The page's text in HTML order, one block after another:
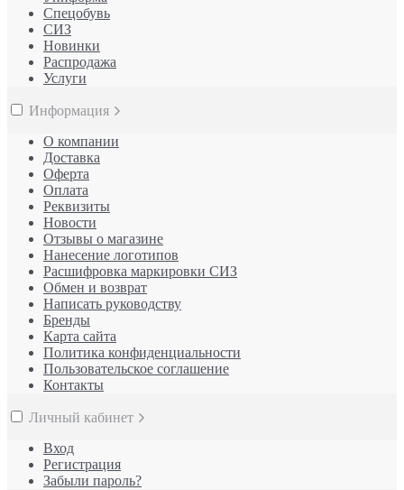
Спецобувь
СИЗ
Новинки
Распродажа
Услуги
Информация
О компании
Доставка
Оферта
Оплата
Реквизиты
Новости
Отзывы о магазине
Нанесение логотипов
Расшифровка маркировки СИЗ
Обмен и возврат
Написать руководству
Бренды
Карта сайта
Политика конфиденциальности
Пользовательское соглашение
Контакты
Личный кабинет
Вход
Регистрация
Забыли пароль?